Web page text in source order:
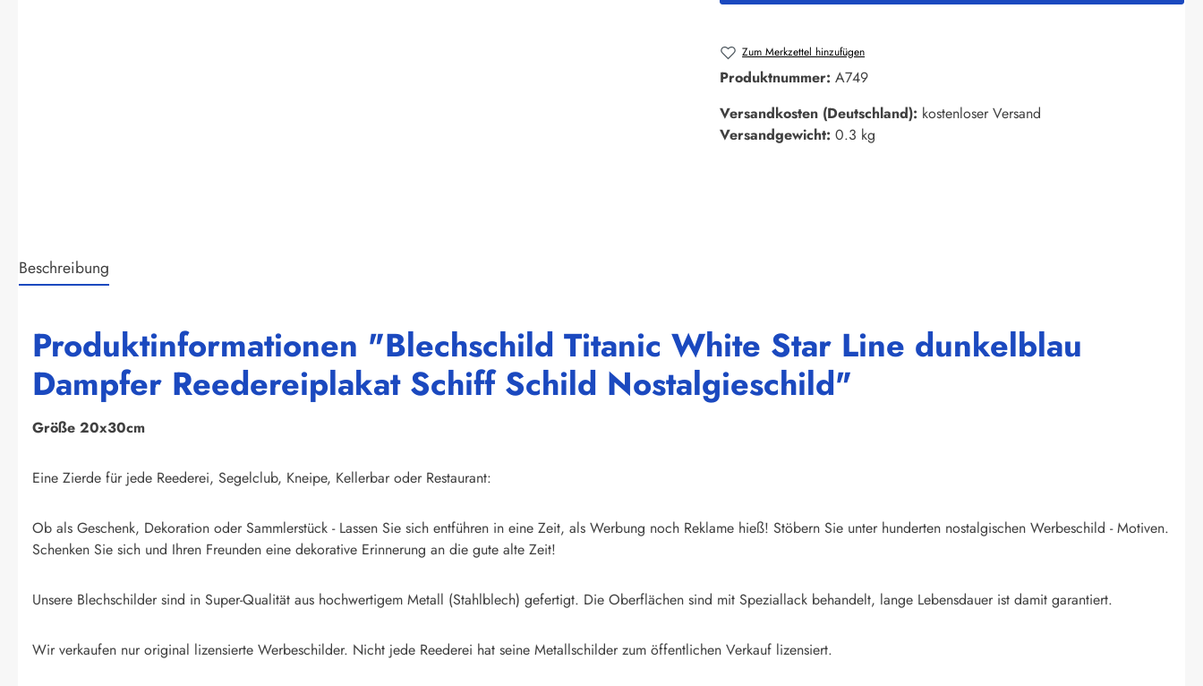
Zum Merkzettel hinzufügen
Produktnummer: A749
Versandkosten (Deutschland): kostenloser Versand
Versandgewicht: 0.3 kg
Beschreibung
Produktinformationen "Blechschild Titanic White Star Line dunkelblau
Dampfer Reedereiplakat Schiff Schild Nostalgieschild"
Größe 20x30cm
Eine Zierde für jede Reederei, Segelclub, Kneipe, Kellerbar oder Restaurant:
Ob als Geschenk, Dekoration oder Sammlerstück - Lassen Sie sich entführen in eine Zeit, als Werbung noch Reklame hieß! Stöbern Sie unter hunderten nostalgischen Werbeschild - Motiven.
Schenken Sie sich und Ihren Freunden eine dekorative Erinnerung an die gute alte Zeit!
Unsere Blechschilder sind in Super-Qualität aus hochwertigem Metall (Stahlblech) gefertigt. Die Oberflächen sind mit Speziallack behandelt, lange Lebensdauer ist damit garantiert.
Wir verkaufen nur original lizensierte Werbeschilder. Nicht jede Reederei hat seine Metallschilder zum öffentlichen Verkauf lizensiert.